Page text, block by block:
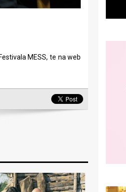
MESS, te na web